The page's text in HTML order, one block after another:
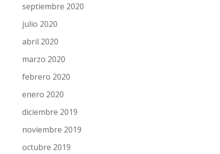
septiembre 2020
julio 2020
abril 2020
marzo 2020
febrero 2020
enero 2020
diciembre 2019
noviembre 2019
octubre 2019